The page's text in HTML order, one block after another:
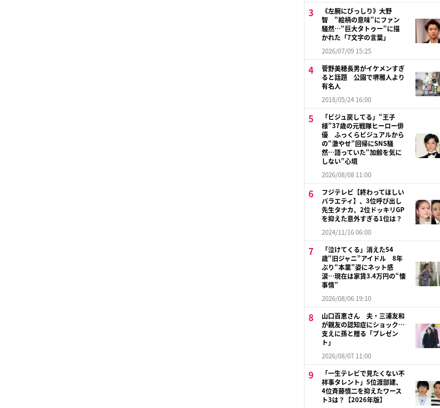
《左腕にびっしり》大野
智 “絵柄の意味”にファン
騒然…“巨大タトゥー”に描
かれた「7文字の言葉」
2026/07/09 15:25
菅野美穂長男がイケメンすぎ
ると話題 公園で堺雅人より
有名人
2018/05/24 16:00
「ビジュ戻してる」“王子
様”37歳の元戦隊ヒーロー俳
優 ふっくらビジュアルから
の“激やせ”回帰にSNS騒
然…語っていた“加齢を気に
しない”心境
2026/08/08 11:00
フジテレビ【終わってほしい
バラエティ】、3位呼び出し
先生タナカ、2位ドッキリGP
を抑えた意外すぎる1位は？
2024/11/16 06:00
「泣けてくる」消えた54
歳“旧ジャニ”アイドル 8年
ぶり“本業”姿にネット感
涙…現在は家賃3.4万円の“懐
事情”
2026/08/06 19:10
山口百恵さん 夫・三浦友和
が親友の認知症にショック…
支えに孫と贈る「プレゼン
ト」
2026/08/07 11:00
「一生テレビで見たくない不
祥事タレント」5位渡部建、
4位斉藤慎二を抑えたワース
ト3は？【2026年版】